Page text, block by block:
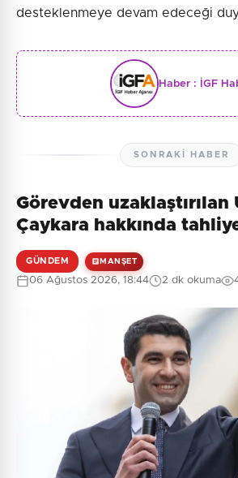
desteklenmeye devam edeceği
Haber : İGF
SONRAKI HABER
Görevden uzaklaştırılan
Çaykara hakkında
GÜNDEM MANŞET
06 Ağustos 2026, 18:44 2 dk okuma